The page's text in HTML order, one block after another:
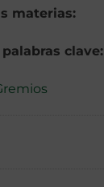
materias:
clave: